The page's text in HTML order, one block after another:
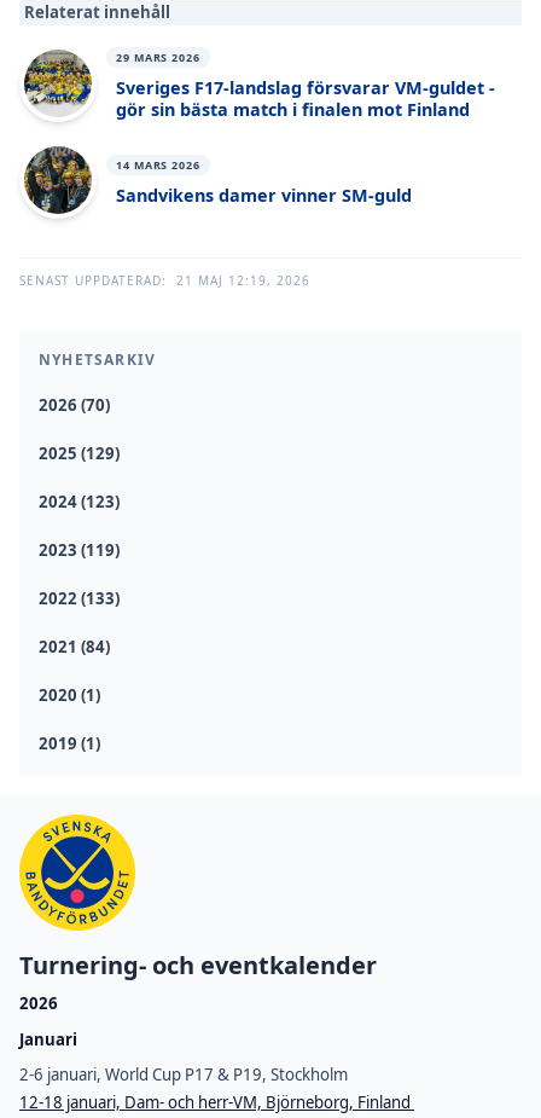
NYHETSARKIV
2026 (70)
2025 (129)
2024 (123)
2023 (119)
2022 (133)
2021 (84)
2020 (1)
2019 (1)
Relaterat innehåll
29 MARS 2026
Sveriges F17-landslag försvarar VM-guldet -
gör sin bästa match i finalen mot Finland
14 MARS 2026
Sandvikens damer vinner SM-guld
SENAST UPPDATERAD: 21 MAJ 12:19, 2026
Turnering- och eventkalender
2026
Januari
2-6 januari, World Cup P17 & P19, Stockholm
12-18 januari, Dam- och herr-VM, Björneborg, Finland